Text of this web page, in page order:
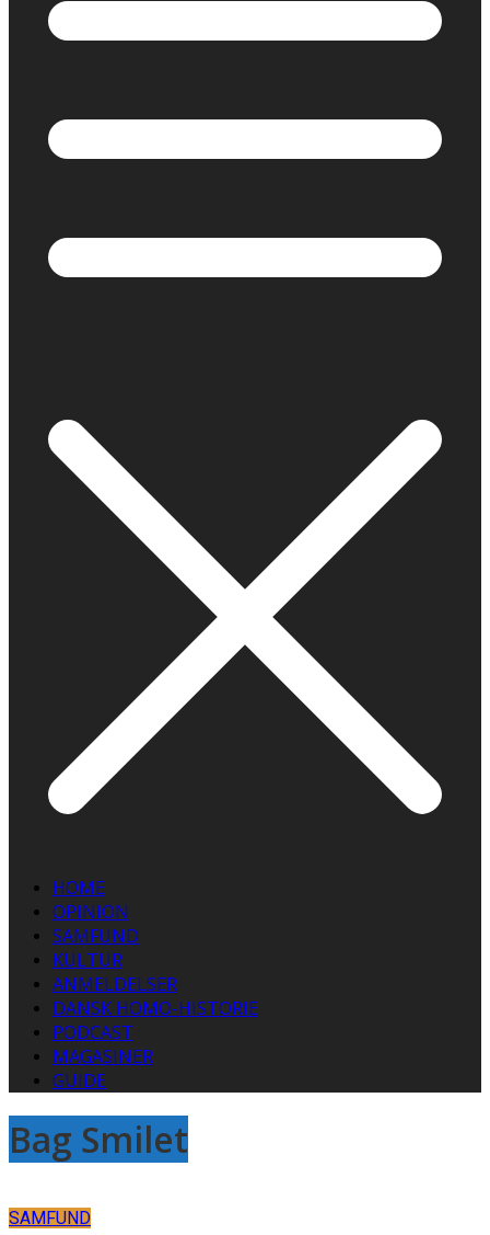
HOME
OPINION
SAMFUND
KULTUR
ANMELDELSER
DANSK HOMO-HISTORIE
PODCAST
MAGASINER
GUIDE
Bag Smilet
SAMFUND